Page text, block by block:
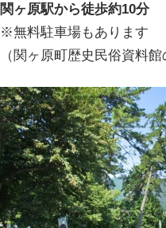
関ヶ原駅から徒歩約10分
※無料駐車場もあります
（関ヶ原町歴史民俗資料館